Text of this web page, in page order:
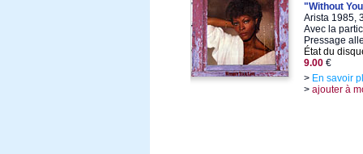
"Without
Arista 1985,
Avec la
Pressage
État du
9.00 €
> En savoir
> ajouter à